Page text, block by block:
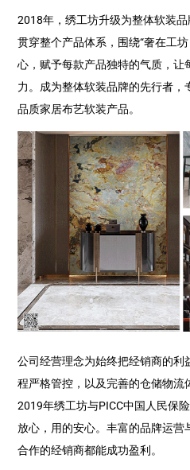
2018年，绣工坊升级为整体软装
贯穿整个产品体系，围绕“奢在工
心，赋予每款产品独特的气质，让
力。成为整体软装品牌的先行者，
品质家居布艺软装产品。
公司经营理念为始终把经销商的利
程严格管控，以及完善的仓储物流
2019年绣工坊与PICC中国人民保
放心，用的安心。丰富的品牌运营
合作的经销商都能成功盈利。